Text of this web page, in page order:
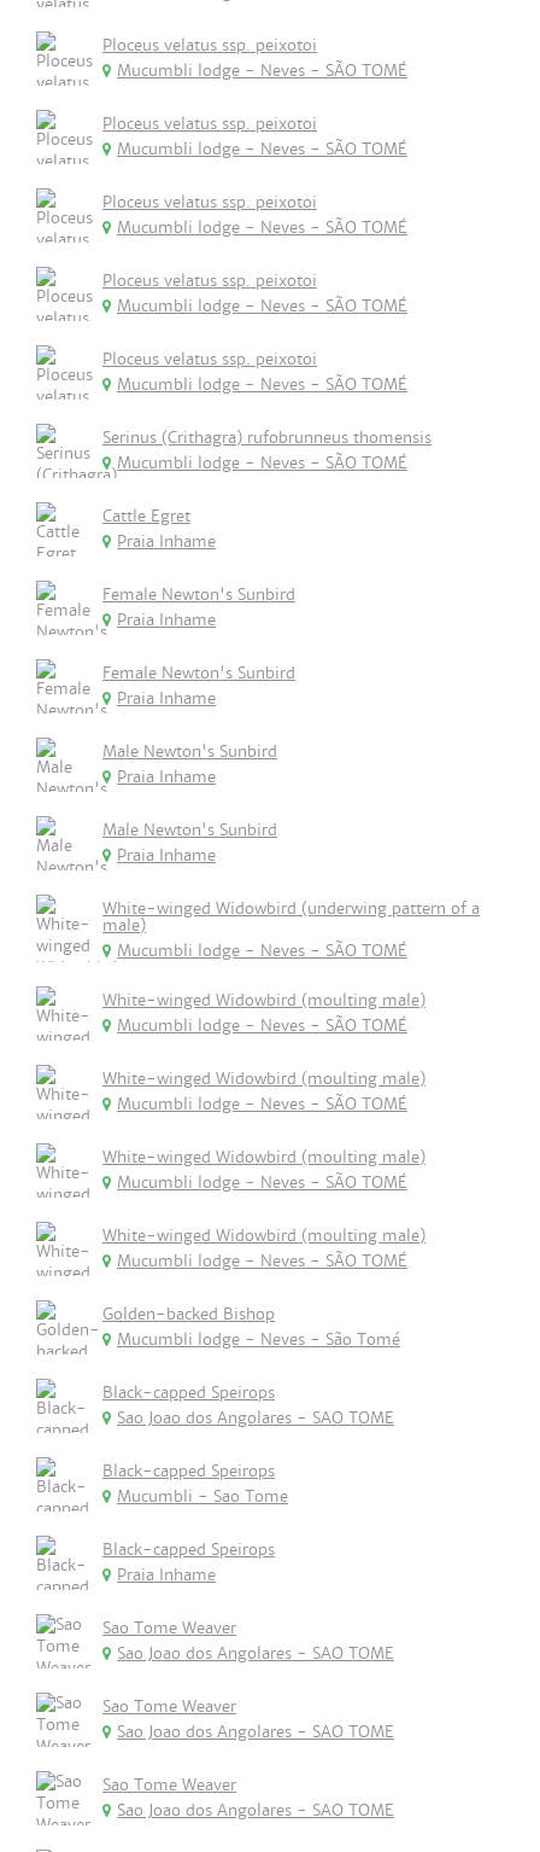
Ploceus velatus ssp. peixotoi
Mucumbli lodge - Neves - SÃO TOMÉ
Ploceus velatus ssp. peixotoi
Mucumbli lodge - Neves - SÃO TOMÉ
Ploceus velatus ssp. peixotoi
Mucumbli lodge - Neves - SÃO TOMÉ
Ploceus velatus ssp. peixotoi
Mucumbli lodge - Neves - SÃO TOMÉ
Ploceus velatus ssp. peixotoi
Mucumbli lodge - Neves - SÃO TOMÉ
Serinus (Crithagra) rufobrunneus thomensis
Mucumbli lodge - Neves - SÃO TOMÉ
Cattle Egret
Praia Inhame
Female Newton's Sunbird
Praia Inhame
Female Newton's Sunbird
Praia Inhame
Male Newton's Sunbird
Praia Inhame
Male Newton's Sunbird
Praia Inhame
White-winged Widowbird (underwing pattern of a
male)
Mucumbli lodge - Neves - SÃO TOMÉ
White-winged Widowbird (moulting male)
Mucumbli lodge - Neves - SÃO TOMÉ
White-winged Widowbird (moulting male)
Mucumbli lodge - Neves - SÃO TOMÉ
White-winged Widowbird (moulting male)
Mucumbli lodge - Neves - SÃO TOMÉ
White-winged Widowbird (moulting male)
Mucumbli lodge - Neves - SÃO TOMÉ
Golden-backed Bishop
Mucumbli lodge - Neves - São Tomé
Black-capped Speirops
Sao Joao dos Angolares - SAO TOME
Black-capped Speirops
Mucumbli - Sao Tome
Black-capped Speirops
Praia Inhame
Sao Tome Weaver
Sao Joao dos Angolares - SAO TOME
Sao Tome Weaver
Sao Joao dos Angolares - SAO TOME
Sao Tome Weaver
Sao Joao dos Angolares - SAO TOME